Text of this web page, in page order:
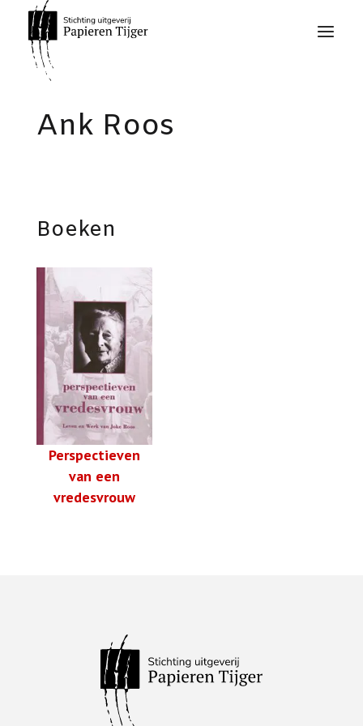
Ank Roos
Boeken
Perspectieven
van een
vredesvrouw